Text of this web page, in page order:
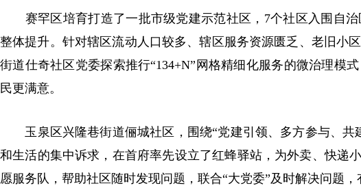
赛罕区培育打造了一批市级党建示范社区，7个社区入围自治
整体提升。针对辖区流动人口较多、辖区服务资源匮乏、老旧小
街道仕奇社区党委探索推行“134+N”网格精细化服务的微治理模
民更满意。
玉泉区兴隆巷街道俪城社区，围绕“党建引领、多方参与、共
和生活的集中诉求，在首府率先设立了红蜂驿站，为外卖、快递
愿服务队，帮助社区随时发现问题，联合“大党委”及时解决问题，